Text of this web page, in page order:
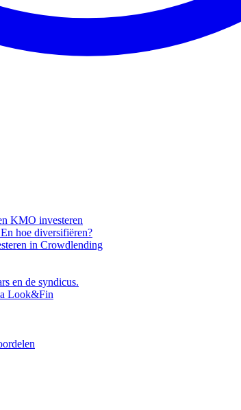
KMO investeren
hoe diversifiëren?
in Crowdlending
en de syndicus.
Look&Fin